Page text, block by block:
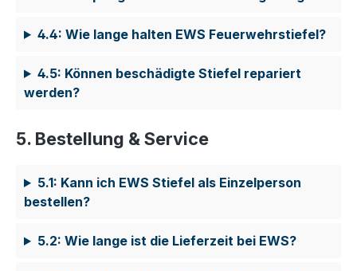
4.4: Wie lange halten EWS Feuerwehrstiefel?
4.5: Können beschädigte Stiefel repariert
werden?
5. Bestellung & Service
5.1: Kann ich EWS Stiefel als Einzelperson
bestellen?
5.2: Wie lange ist die Lieferzeit bei EWS?